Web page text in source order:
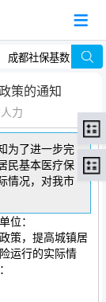
策的通知
力
为了进一步完
民基本医疗保
情况，对我市
位：
策，提高城镇居
运行的实际情